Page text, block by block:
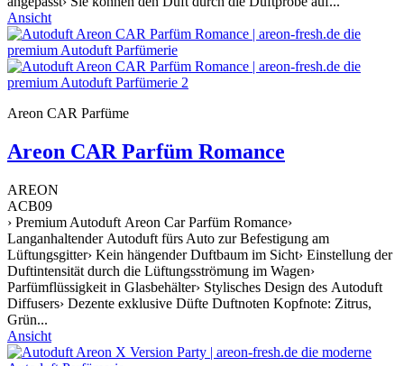
Ansicht
Areon CAR Parfüme
Areon CAR Parfüm Romance
AREON
ACB09
› Premium Autoduft Areon Car Parfüm Romance›
Langanhaltender Autoduft fürs Auto zur Befestigung am
Lüftungsgitter› Kein hängender Duftbaum im Sicht› Einstellung der
Duftintensität durch die Lüftungsströmung im Wagen›
Parfümflüssigkeit in Glasbehälter› Stylisches Design des Autoduft
Diffusers› Dezente exklusive Düfte Duftnoten Kopfnote: Zitrus,
Grün...
Ansicht